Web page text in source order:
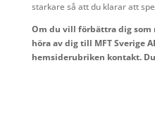
starkare så att du klarar att
Om du vill förbättra dig som
höra av dig till MFT Sverige
hemsiderubriken kontakt.